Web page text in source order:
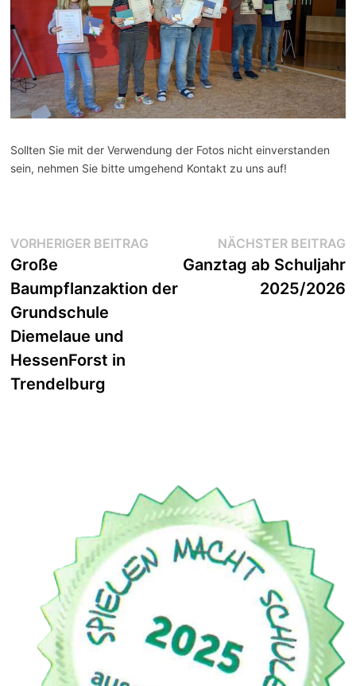
Sollten Sie mit der Verwendung der Fotos nicht einverstanden
sein, nehmen Sie bitte umgehend Kontakt zu uns auf!
Beitragsnavigation
VORHERIGER BEITRAGVorheriger
Beitrag:
Große
Baumpflanzaktion der
Grundschule
Diemelaue und
HessenForst in
Trendelburg
NÄCHSTER BEITRAG
Ganztag ab Schuljahr
2025/2026